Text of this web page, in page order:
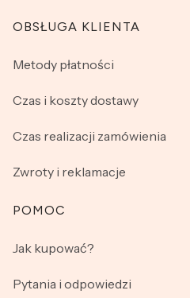
OBSŁUGA KLIENTA
Metody płatności
Czas i koszty dostawy
Czas realizacji zamówienia
Zwroty i reklamacje
POMOC
Jak kupować?
Pytania i odpowiedzi